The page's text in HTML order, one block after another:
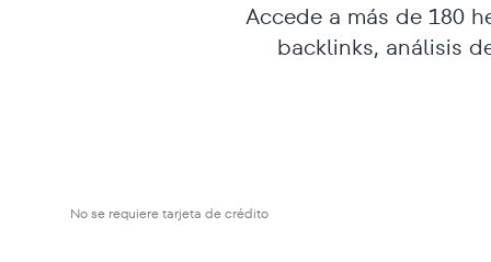
Accede a más de 180
backlinks, análisis
No se requiere tarjeta de crédito